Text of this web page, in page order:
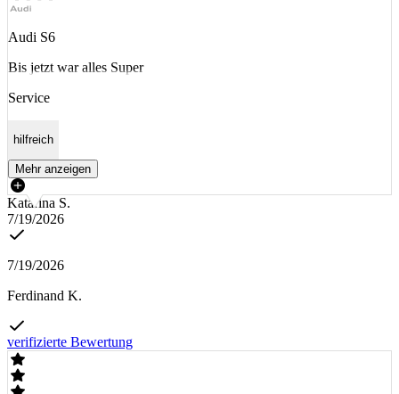
Audi S6
Bis jetzt war alles Super
Service
hilfreich
Mehr anzeigen
Katarina S.
7/19/2026
7/19/2026
Ferdinand K.
verifizierte Bewertung